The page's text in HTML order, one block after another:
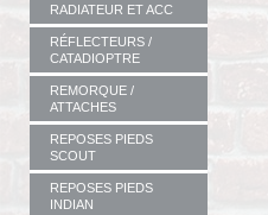
RADIATEUR ET ACC
RÉFLECTEURS /
CATADIOPTRE
REMORQUE /
ATTACHES
REPOSES PIEDS
SCOUT
REPOSES PIEDS
INDIAN